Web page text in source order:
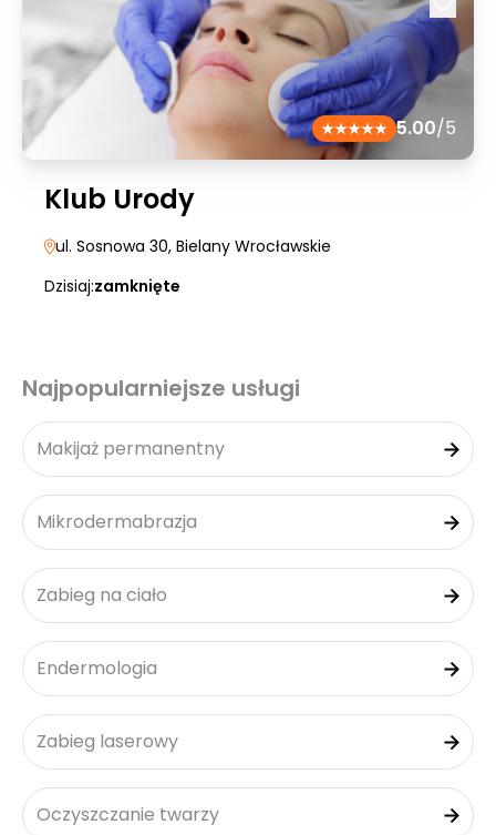
5.00/5
Klub Urody
ul. Sosnowa 30, Bielany Wrocławskie
Dzisiaj:zamknięte
Najpopularniejsze usługi
Makijaż permanentny
Mikrodermabrazja
Zabieg na ciało
Endermologia
Zabieg laserowy
Oczyszczanie twarzy